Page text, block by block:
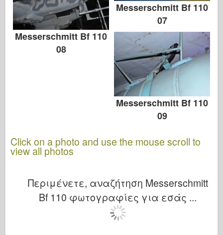
Messerschmitt Bf 110
07
Messerschmitt Bf 110
08
Messerschmitt Bf 110
09
Click on a photo and use the mouse scroll to
view all photos
Περιμένετε, αναζήτηση Messerschmitt
Bf 110 φωτογραφίες για εσάς ...